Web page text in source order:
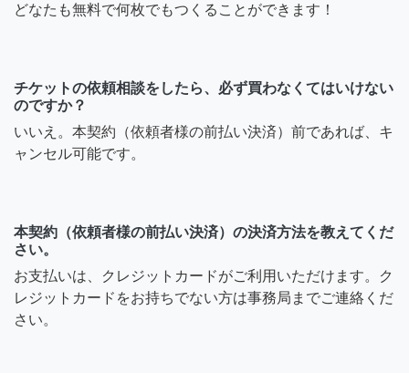
どなたも無料で何枚でもつくることができます！
チケットの依頼相談をしたら、必ず買わなくてはいけない
のですか？
いいえ。本契約（依頼者様の前払い決済）前であれば、キ
ャンセル可能です。
本契約（依頼者様の前払い決済）の決済方法を教えてくだ
さい。
お支払いは、クレジットカードがご利用いただけます。ク
レジットカードをお持ちでない方は事務局までご連絡くだ
さい。